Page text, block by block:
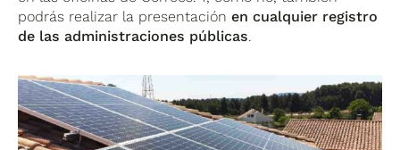
podrás realizar la presentaciónen cualquier registro
de las administraciones públicas.